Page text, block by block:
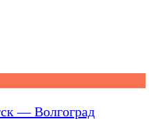
— Волгоград